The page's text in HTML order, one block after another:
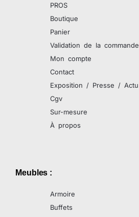
PROS
Boutique
Panier
Validation de la commande
Mon compte
Contact
Exposition / Presse / Actu
Cgv
Sur-mesure
À propos
Meubles :
Armoire
Buffets